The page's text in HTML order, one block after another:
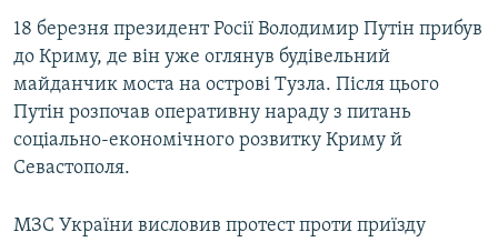
18 березня президент Росії Володимир Путін прибув
до Криму, де він уже оглянув будівельний
майданчик моста на острові Тузла. Після цього
Путін розпочав оперативну нараду з питань
соціально-економічного розвитку Криму й
Севастополя.
МЗС України висловив протест проти приїзду